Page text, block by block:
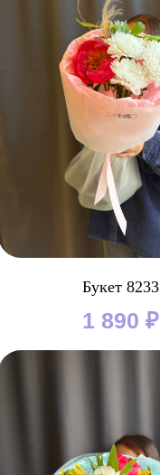
Букет 8233
1 890 ₽